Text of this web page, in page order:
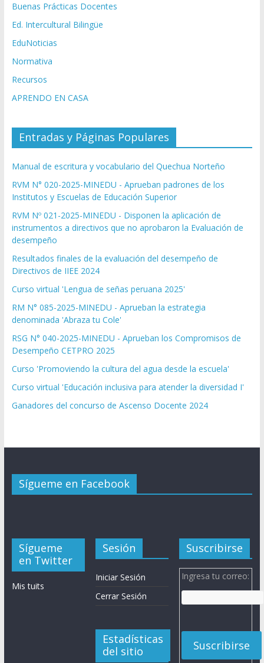
Buenas Prácticas Docentes
Ed. Intercultural Bilingüe
EduNoticias
Normativa
Recursos
APRENDO EN CASA
Entradas y Páginas Populares
Manual de escritura y vocabulario del Quechua Norteño
RVM N° 020-2025-MINEDU - Aprueban padrones de los
Institutos y Escuelas de Educación Superior
RVM Nº 021-2025-MINEDU - Disponen la aplicación de
instrumentos a directivos que no aprobaron la Evaluación de
desempeño
Resultados finales de la evaluación del desempeño de
Directivos de IIEE 2024
Curso virtual 'Lengua de señas peruana 2025'
RM N° 085-2025-MINEDU - Aprueban la estrategia
denominada 'Abraza tu Cole'
RSG N° 040-2025-MINEDU - Aprueban los Compromisos de
Desempeño CETPRO 2025
Curso 'Promoviendo la cultura del agua desde la escuela'
Curso virtual 'Educación inclusiva para atender la diversidad I'
Ganadores del concurso de Ascenso Docente 2024
Sígueme en Facebook
Sígueme
en Twitter
Mis tuits
Sesión
Iniciar Sesión
Cerrar Sesión
Estadísticas
del sitio
Suscribirse
Ingresa tu correo: